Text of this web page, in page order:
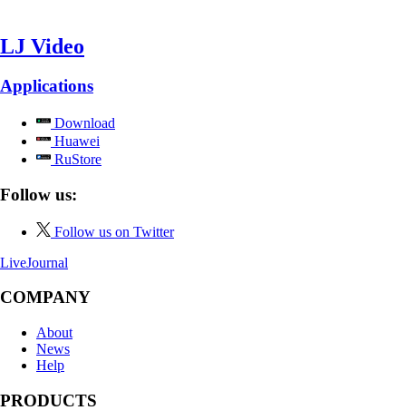
LJ Video
Applications
Download
Huawei
RuStore
Follow us:
Follow us on Twitter
LiveJournal
COMPANY
About
News
Help
PRODUCTS